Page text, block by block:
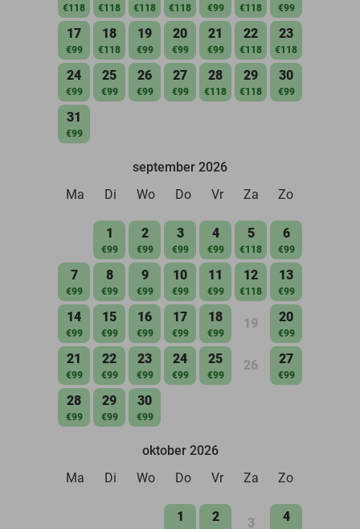
€118 €118 €118 €118 €99 €118 €99
17
€99
18
€118
19
€99
20
€99
21
€99
22
€118
23
€118
24
€99
25
€99
26
€99
27
€99
28
€118
29
€118
30
€99
31
€99
september 2026
Ma
Di Wo Do Vr Za Zo
1
€99
2
€99
3
€99
4
€99
5
€118
6
€99
7
€99
8
€99
9
€99
10
€99
11
€99
12
€118
13
€99
14
€99
15
€99
16
€99
17
€99
18
€99
19 20
€99
21
€99
22
€99
23
€99
24
€99
25
€99
26 27
€99
28
€99
29
€99
30
€99
oktober 2026
Ma
Di Wo Do Vr Za Zo
1 2 3 4